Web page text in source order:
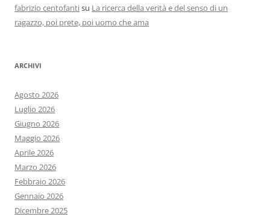
fabrizio centofantisu La ricerca della verità e del senso di un
ragazzo, poi prete, poi uomo che ama
ARCHIVI
Agosto 2026
Luglio 2026
Giugno 2026
Maggio 2026
Aprile 2026
Marzo 2026
Febbraio 2026
Gennaio 2026
Dicembre 2025